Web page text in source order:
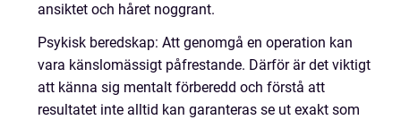
ansiktet och håret noggrant.
Psykisk beredskap: Att genomgå en operation kan
vara känslomässigt påfrestande. Därför är det viktigt
att känna sig mentalt förberedd och förstå att
resultatet inte alltid kan garanteras se ut exakt som